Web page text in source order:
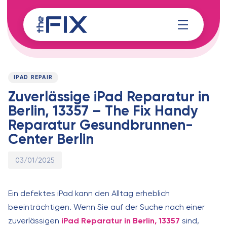
links
to
content
PUBLISHED
IPAD REPAIR
Zuverlässige iPad Reparatur in
Berlin, 13357 – The Fix Handy
Reparatur Gesundbrunnen-
Center Berlin
Published
03/01/2025
Ein defektes iPad kann den Alltag erheblich
beeinträchtigen. Wenn Sie auf der Suche nach einer
zuverlässigen iPad Reparatur in Berlin, 13357 sind,